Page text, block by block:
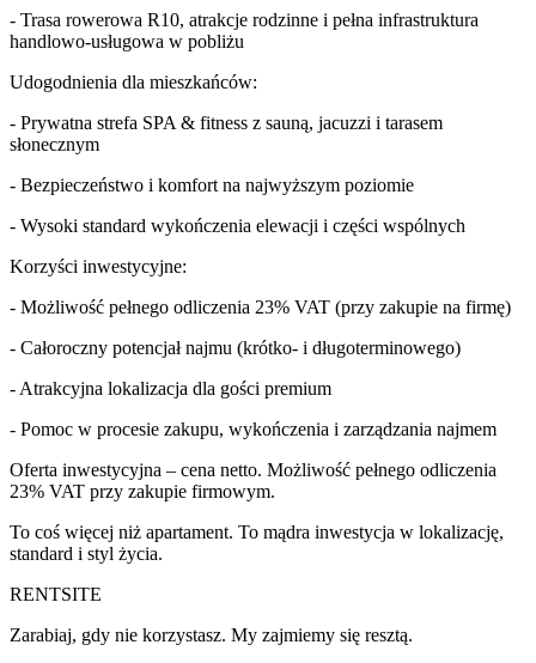
- Trasa rowerowa R10, atrakcje rodzinne i pełna infrastruktura
handlowo-usługowa w pobliżu
Udogodnienia dla mieszkańców:
- Prywatna strefa SPA & fitness z sauną, jacuzzi i tarasem
słonecznym
- Bezpieczeństwo i komfort na najwyższym poziomie
- Wysoki standard wykończenia elewacji i części wspólnych
Korzyści inwestycyjne:
- Możliwość pełnego odliczenia 23% VAT (przy zakupie na firmę)
- Całoroczny potencjał najmu (krótko- i długoterminowego)
- Atrakcyjna lokalizacja dla gości premium
- Pomoc w procesie zakupu, wykończenia i zarządzania najmem
Oferta inwestycyjna – cena netto. Możliwość pełnego odliczenia
23% VAT przy zakupie firmowym.
To coś więcej niż apartament. To mądra inwestycja w lokalizację,
standard i styl życia.
RENTSITE
Zarabiaj, gdy nie korzystasz. My zajmiemy się resztą.